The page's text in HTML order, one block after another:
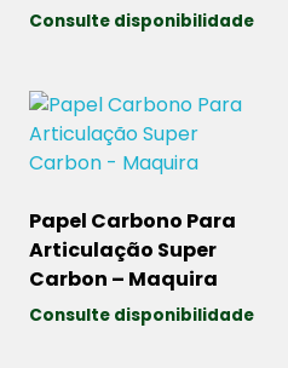
Consulte disponibilidade
Papel Carbono Para
Articulação Super
Carbon – Maquira
Consulte disponibilidade